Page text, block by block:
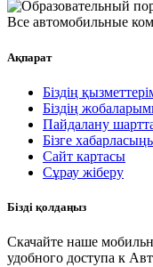
Все автомобильные
Ақпарат
Біздің
Біздің
Пайдалану
Бізге
Сайт картасы
Сұрау жіберу
Бізді қолдаңыз
Скачайте наше
удобного доступа к